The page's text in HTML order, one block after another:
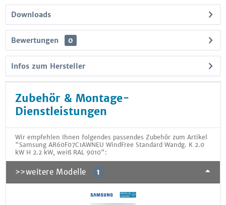
Downloads
Bewertungen 0
Infos zum Hersteller
Zubehör & Montage-
Dienstleistungen
Wir empfehlen Ihnen folgendes passendes Zubehör zum Artikel
"Samsung AR60F07C1AWNEU WindFree Standard Wandg. K 2.0
kW H 2.2 kW, weiß RAL 9010":
>>weitere Modelle 1